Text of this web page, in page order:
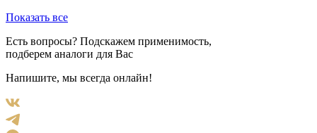
Показать все
Есть вопросы? Подскажем применимость,
подберем аналоги для Вас
Напишите, мы всегда онлайн!